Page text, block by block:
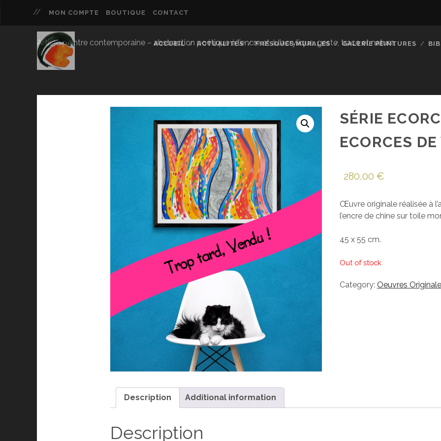
MON COMPTE BOUTIQUE CONTACT
Artiste peintre contemporaine – abstraction poétique à l’encre et à l’acrylique, geste, trace et nature.
ACCUEIL ACTUALITÉS FRESQUES MURALES GALERIE PEINTURES
SÉRIE
ECORCES
280,00 €
Œuvre originale réalisée à
l’encre de chine sur toile
45 x 55 cm.
Out of stock
Category: Oeuvres
Description Additional information
Description